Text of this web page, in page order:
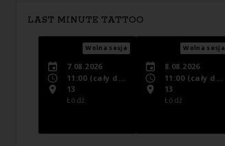
LAST MINUTE TATTOO
Wolna sesja
7.08.2026
11:00(cały dzień)
13
Łódź
Wolna sesja
8.08.2026
11:00(cały dzień)
13
Łódź